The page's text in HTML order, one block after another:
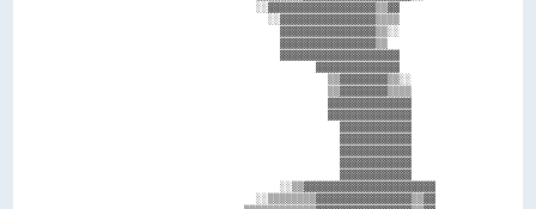
                              ░░▓▓▓▓▓▓▓▓▓▓▓▓▓▓▓▓▓▓▒▒▓▓
                                ░░▓▓▓▓▓▓▓▓▓▓▓▓▓▓▓▓▒▒▒▒
                                  ▓▓▓▓▓▓▓▓▓▓▓▓▓▓▓▓▒▒░░
                                  ▓▓▓▓▓▓▓▓▓▓▓▓▓▓▓▓▒▒
                                  ▓▓▓▓▓▓▓▓▓▓▓▓▓▓▓▓▓▓▓▓
                                        ▓▓▓▓▓▓▓▓▓▓▓▓▓▓
                                          ▒▒▓▓▓▓▓▓▓▓▒▒░░
                                          ▒▒▓▓▓▓▓▓▓▓▒▒▒▒
                                          ▓▓▓▓▓▓▓▓▓▓▓▓▓▓
                                          ▓▓▓▓▓▓▓▓▓▓▓▓▓▓
                                            ▓▓▓▓▓▓▓▓▓▓▓▓
                                            ▓▓▓▓▓▓▓▓▓▓▓▓
                                            ▓▓▓▓▓▓▓▓▓▓▓▓
                                            ▓▓▓▓▓▓▓▓▓▓▓▓
                                            ▓▓▓▓▓▓▓▓▓▓▓▓
                                  ░░▒▒▓▓▓▓▓▓▓▓▓▓▓▓▓▓▓▓▓▓▓▓▓▓
                              ░░▒▒▒▒▒▒▒▒▓▓▓▓▓▓▓▓▓▓▓▓▓▓▓▓▒▒▓▓